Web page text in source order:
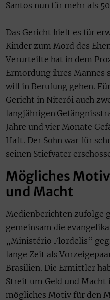
Santos nun für mehr als
Das Gericht hielt es für
Kinder zum Mord des
Verurteilte hat in dem
Ermordung ihres Mannes
will in Berufung gehen.
Gericht in Niterói auch
langjährigen
Jahre und vier Monate
Haft. Der Sohn war für
seinen Stiefvater
Mögliches
und Macht
Medienberichten zufolge
gemeinsam die
„Ministério Flordelis“
lange Zeit als
Brasilien. Die Ermittler
Streit um Geld und Macht
mögliches Motiv für den